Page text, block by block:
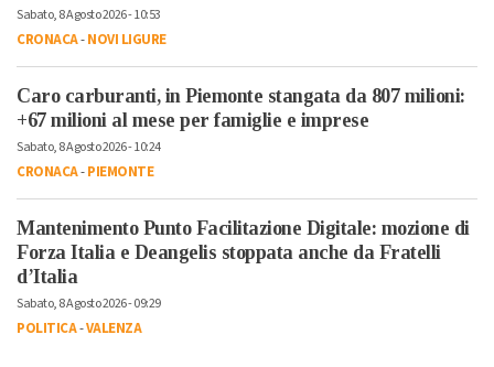
Sabato, 8 Agosto 2026 - 10:53
CRONACA-NOVI LIGURE
Caro carburanti, in Piemonte stangata da 807 milioni:
+67 milioni al mese per famiglie e imprese
Sabato, 8 Agosto 2026 - 10:24
CRONACA-PIEMONTE
Mantenimento Punto Facilitazione Digitale: mozione di
Forza Italia e Deangelis stoppata anche da Fratelli
d’Italia
Sabato, 8 Agosto 2026 - 09:29
POLITICA-VALENZA